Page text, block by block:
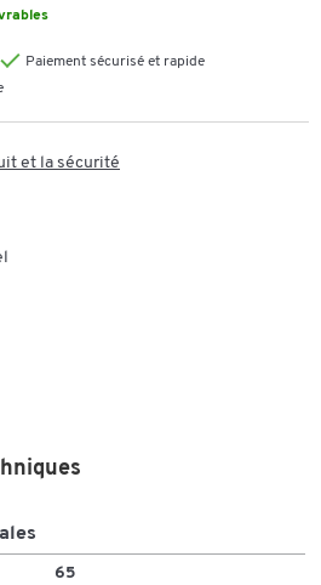
Paiement sécurisé et rapide
et la sécurité
65